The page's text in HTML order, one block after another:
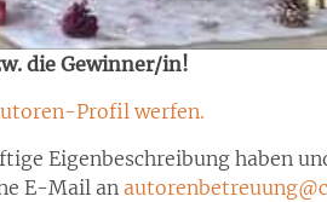
die Gewinner/in!
Profil werfen.
Eigenbeschreibung haben
E-Mail an